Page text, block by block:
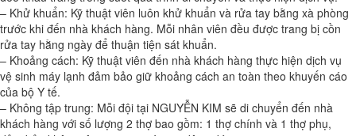
– Khử khuẩn: Kỹ thuật viên luôn khử khuẩn và rửa tay bằng xà phòng
trước khi đến nhà khách hàng. Mỗi nhân viên đều được trang bị cồn
rửa tay hằng ngày để thuận tiện sát khuẩn.
– Khoảng cách: Kỹ thuật viên đến nhà khách hàng thực hiện dịch vụ
vệ sinh máy lạnh đảm bảo giữ khoảng cách an toàn theo khuyến cáo
của bộ Y tế.
– Không tập trung: Mỗi đội tại NGUYỄN KIM sẽ di chuyển đến nhà
khách hàng với số lượng 2 thợ bao gồm: 1 thợ chính và 1 thợ phụ,